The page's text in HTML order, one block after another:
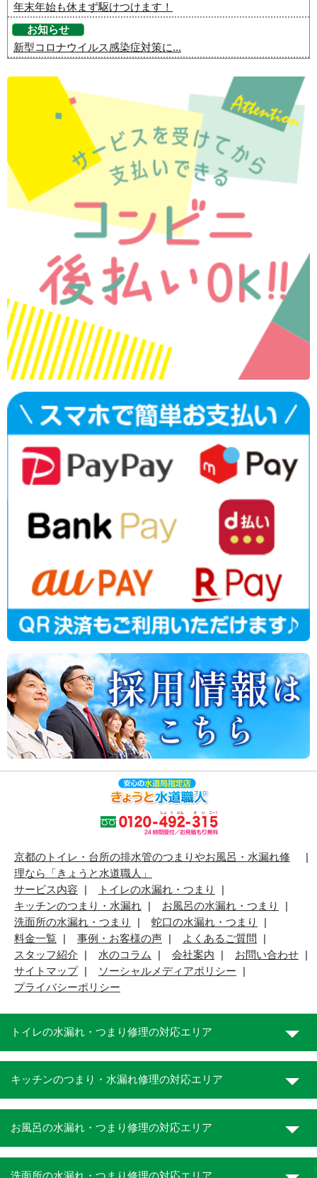
年末年始も休まず駆けつけます！
お知らせ
新型コロナウイルス感染症対策に...
京都のトイレ・台所の排水管のつまりやお風呂・水漏れ修
理なら「きょうと水道職人」
サービス内容
トイレの水漏れ・つまり
キッチンのつまり・水漏れ
お風呂の水漏れ・つまり
洗面所の水漏れ・つまり
蛇口の水漏れ・つまり
料金一覧
事例・お客様の声
よくあるご質問
スタッフ紹介
水のコラム 会社案内
お問い合わせ
サイトマップ
ソーシャルメディアポリシー
プライバシーポリシー
トイレの水漏れ・つまり修理の対応エリア
キッチンのつまり・水漏れ修理の対応エリア
お風呂の水漏れ・つまり修理の対応エリア
洗面所の水漏れ・つまり修理の対応エリア